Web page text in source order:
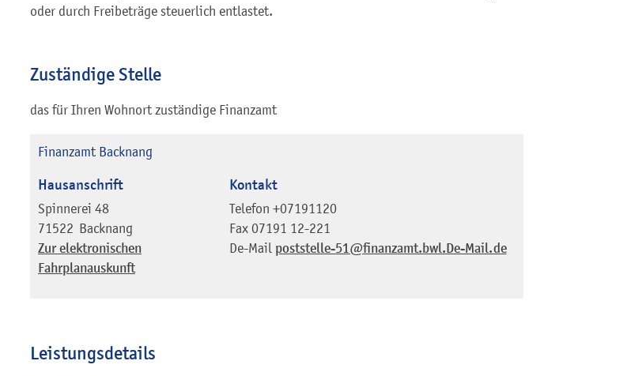
oder durch Freibeträge steuerlich entlastet.
Zuständige Stelle
das für Ihren Wohnort zuständige Finanzamt
Finanzamt Backnang
Hausanschrift
Spinnerei 48
71522 Backnang
Zur elektronischen
Fahrplanauskunft
Kontakt
Telefon +07191120
Fax 07191 12-221
De-Mail poststelle-51@finanzamt.bwl.De-Mail.de
Leistungsdetails